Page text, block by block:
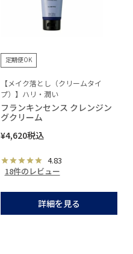
定期便OK
【メイク落とし（クリームタイ
プ）】ハリ・潤い
フランキンセンス クレンジン
グクリーム
¥4,620税込
4.83
18件のレビュー
詳細を見る